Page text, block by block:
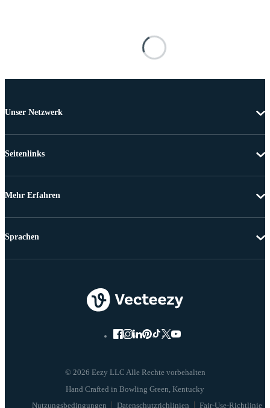
Unser Netzwerk
Seitenlinks
Mehr Erfahren
© 2026 Eezy LLC Alle Rechte vorbehalten
Nutzungsbedingungen Datenschutzrichlinien Fair-Use-Richtlinie
Sprachen